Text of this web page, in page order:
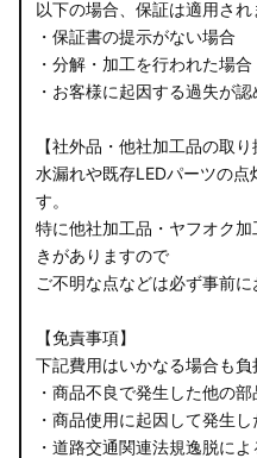
以下の場合、保証は適用され
・保証書の提示がない場合
・分解・加工を行われた場合
・お客様に起因する過失が
【社外品・他社加工品の取り
水漏れや既存LEDパーツの
す。
特に他社加工品・ヤフオク
きがありますので
ご不明な点などは必ず事前に
【免責事項】
下記費用はいかなる場合も負
・商品不良で発生した他の
・商品使用に起因して発生
・道路交通関連法規逸脱に